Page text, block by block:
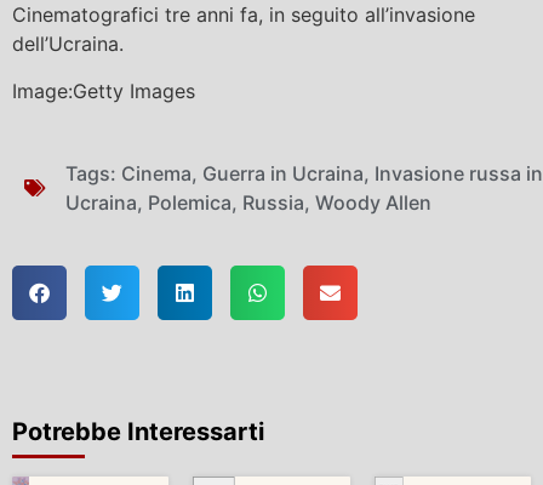
Cinematografici tre anni fa, in seguito all’invasione
dell’Ucraina.
Image:Getty Images
Tags: Cinema, Guerra in Ucraina, Invasione russa in
Ucraina, Polemica, Russia, Woody Allen
Potrebbe Interessarti